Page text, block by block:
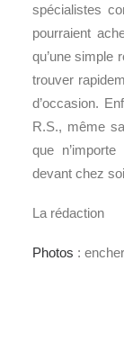
spécialistes
pourraient
qu’une simple
trouver
d’occasion.
R.S., même
que
devant chez
La rédaction
Photos :